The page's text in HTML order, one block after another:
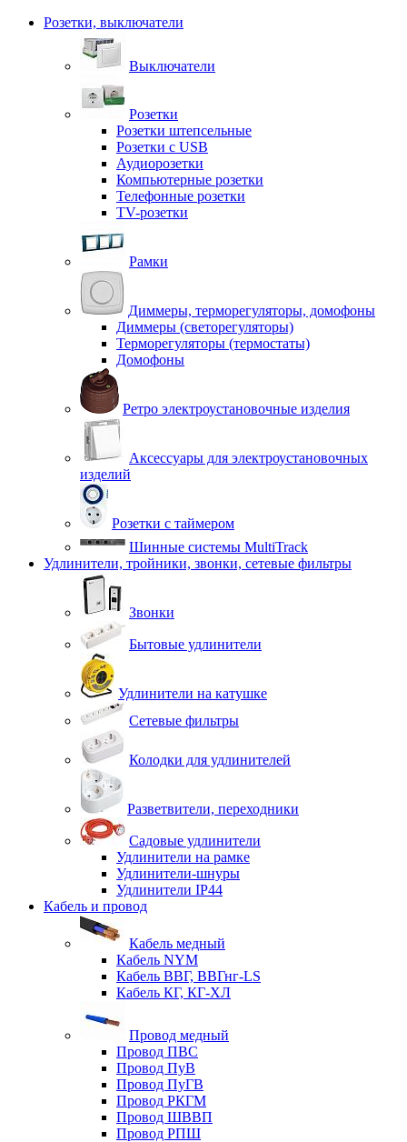
Розетки, выключатели
Выключатели
Розетки
Розетки штепсельные
Розетки с USB
Аудиорозетки
Компьютерные розетки
Телефонные розетки
TV-розетки
Рамки
Диммеры, терморегуляторы, домофоны
Диммеры (светорегуляторы)
Терморегуляторы (термостаты)
Домофоны
Ретро электроустановочные изделия
Аксессуары для электроустановочных
изделий
Розетки с таймером
Шинные системы MultiTrack
Удлинители, тройники, звонки, сетевые фильтры
Звонки
Бытовые удлинители
Удлинители на катушке
Сетевые фильтры
Колодки для удлинителей
Разветвители, переходники
Садовые удлинители
Удлинители на рамке
Удлинители-шнуры
Удлинители IP44
Кабель и провод
Кабель медный
Кабель NYM
Кабель ВВГ, ВВГнг-LS
Кабель КГ, КГ-ХЛ
Провод медный
Провод ПВС
Провод ПуВ
Провод ПуГВ
Провод РКГМ
Провод ШВВП
Провод РПШ